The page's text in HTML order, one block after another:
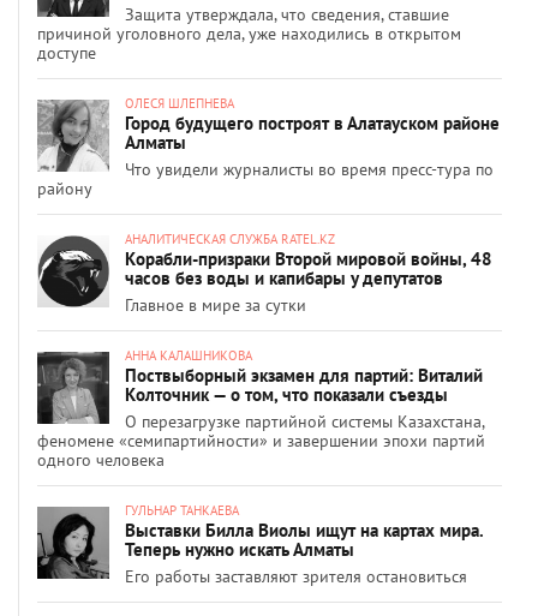
Защита утверждала, что сведения, ставшие
причиной уголовного дела, уже находились в открытом
доступе
ОЛЕСЯ ШЛЕПНЕВА
Город будущего построят в Алатауском районе
Алматы
Что увидели журналисты во время пресс-тура по
району
АНАЛИТИЧЕСКАЯ СЛУЖБА RATEL.KZ
Корабли-призраки Второй мировой войны, 48
часов без воды и капибары у депутатов
Главное в мире за сутки
АННА КАЛАШНИКОВА
Поствыборный экзамен для партий: Виталий
Колточник — о том, что показали съезды
О перезагрузке партийной системы Казахстана,
феномене «семипартийности» и завершении эпохи партий
одного человека
ГУЛЬНАР ТАНКАЕВА
Выставки Билла Виолы ищут на картах мира.
Теперь нужно искать Алматы
Его работы заставляют зрителя остановиться